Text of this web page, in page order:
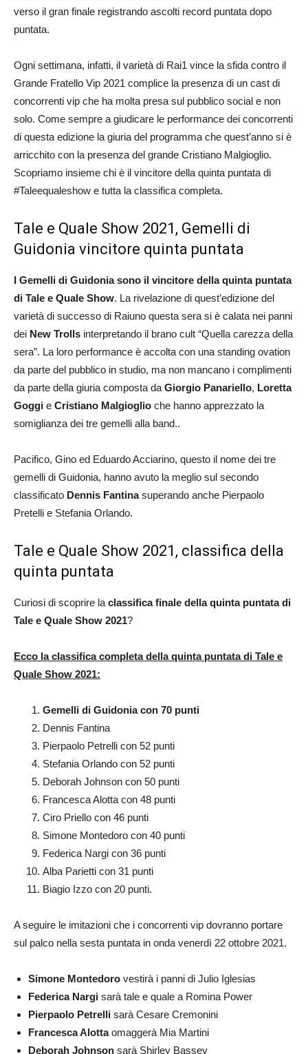
verso il gran finale registrando ascolti record puntata dopo
puntata.
Ogni settimana, infatti, il varietà di Rai1 vince la sfida contro il
Grande Fratello Vip 2021 complice la presenza di un cast di
concorrenti vip che ha molta presa sul pubblico social e non
solo. Come sempre a giudicare le performance dei concorrenti
di questa edizione la giuria del programma che quest’anno si è
arricchito con la presenza del grande Cristiano Malgioglio.
Scopriamo insieme chi è il vincitore della quinta puntata di
#Taleequaleshow e tutta la classifica completa.
Tale e Quale Show 2021, Gemelli di
Guidonia vincitore quinta puntata
I Gemelli di Guidonia sono il vincitore della quinta puntata
di Tale e Quale Show. La rivelazione di quest’edizione del
varietà di successo di Raiuno questa sera si è calata nei panni
dei New Trolls interpretando il brano cult “Quella carezza della
sera”. La loro performance è accolta con una standing ovation
da parte del pubblico in studio, ma non mancano i complimenti
da parte della giuria composta da Giorgio Panariello, Loretta
Goggi e Cristiano Malgioglio che hanno apprezzato la
somiglianza dei tre gemelli alla band..
Pacifico, Gino ed Eduardo Acciarino, questo il nome dei tre
gemelli di Guidonia, hanno avuto la meglio sul secondo
classificato Dennis Fantinasuperando anche Pierpaolo
Pretelli e Stefania Orlando.
Tale e Quale Show 2021, classifica della
quinta puntata
Curiosi di scoprire la classifica finale della quinta puntata di
Tale e Quale Show 2021?
Ecco la classifica completa della quinta puntata di Tale e
Quale Show 2021:
Gemelli di Guidonia con 70 punti
Dennis Fantina
Pierpaolo Petrelli con 52 punti
Stefania Orlando con 52 punti
Deborah Johnson con 50 punti
Francesca Alotta con 48 punti
Ciro Priello con 46 punti
Simone Montedoro con 40 punti
Federica Nargi con 36 punti
Alba Parietti con 31 punti
Biagio Izzo con 20 punti.
A seguire le imitazioni che i concorrenti vip dovranno portare
sul palco nella sesta puntata in onda venerdì 22 ottobre 2021.
Simone Montedoro vestirà i panni di Julio Iglesias
Federica Nargi sarà tale e quale a Romina Power
Pierpaolo Petrelli sarà Cesare Cremonini
Francesca Alottaomaggerà Mia Martini
Deborah Johnson sarà Shirley Bassey